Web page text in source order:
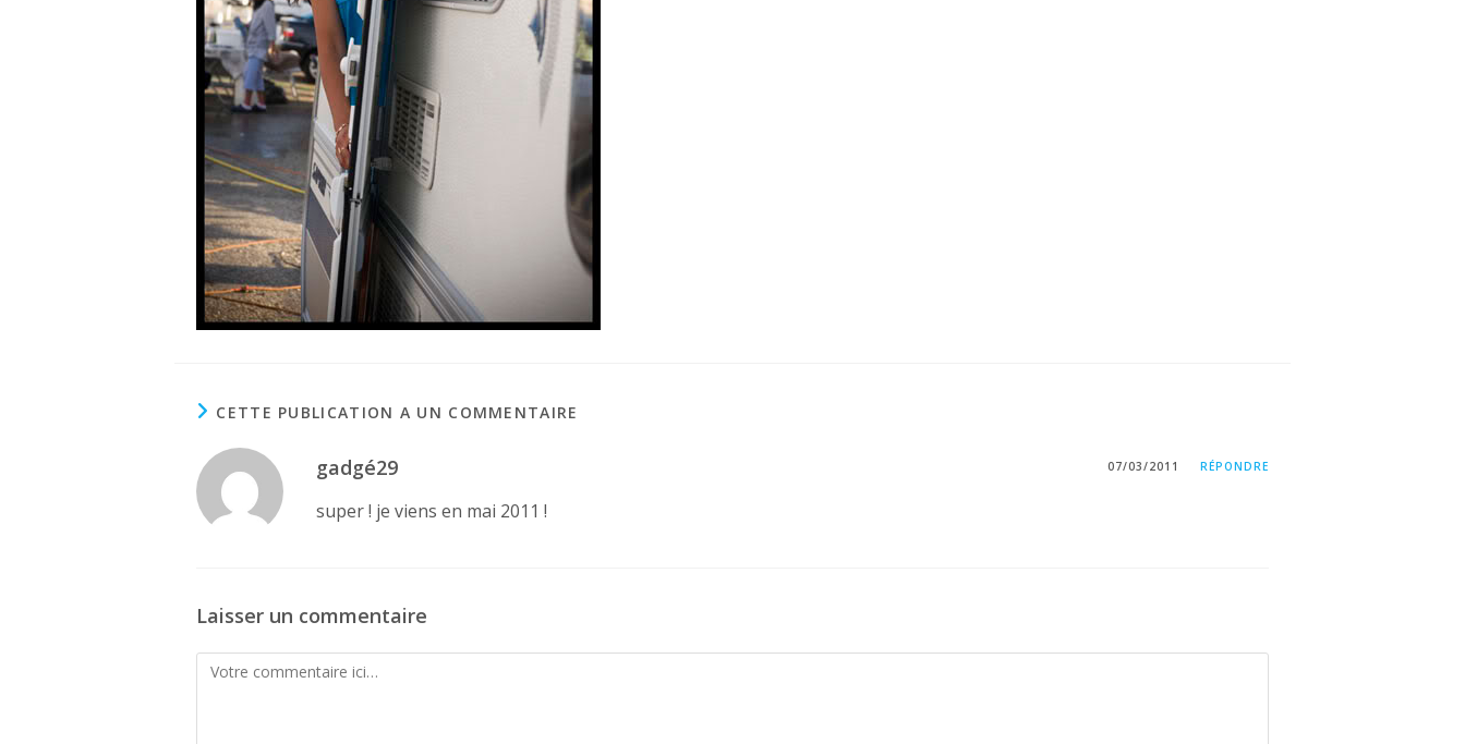
CETTE PUBLICATION A UN COMMENTAIRE
gadgé29 07/03/2011 RÉPONDRE
super ! je viens en mai 2011 !
Laisser un commentaire
Comment